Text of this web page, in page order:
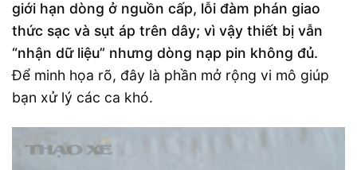
giới hạn dòng ở nguồn cấp, lỗi đàm phán giao
thức sạc và sụt áp trên dây; vì vậy thiết bị vẫn
“nhận dữ liệu” nhưng dòng nạp pin không đủ.
Để minh họa rõ, đây là phần mở rộng vi mô giúp
bạn xử lý các ca khó.